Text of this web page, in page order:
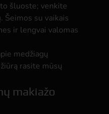
šluoste; venkite
Šeimos su vaikais
ir lengvai valomas
medžiagų
rasite mūsų
makiažo